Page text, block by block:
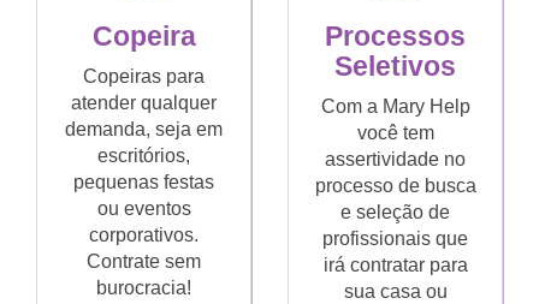
Copeira
Copeiras para
atender qualquer
demanda, seja em
escritórios,
pequenas festas
ou eventos
corporativos.
Contrate sem
burocracia!
Processos
Seletivos
Com a Mary Help
você tem
assertividade no
processo de busca
e seleção de
profissionais que
irá contratar para
sua casa ou